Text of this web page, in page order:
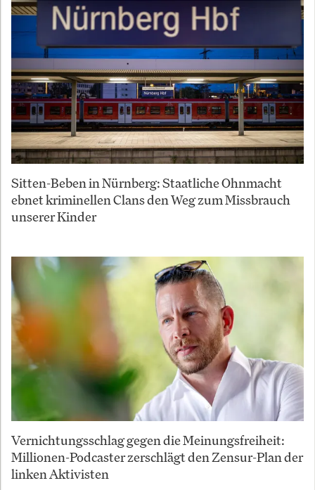
Sitten-Beben in Nürnberg: Staatliche Ohnmacht
ebnet kriminellen Clans den Weg zum Missbrauch
unserer Kinder
Vernichtungsschlag gegen die Meinungsfreiheit:
Millionen-Podcaster zerschlägt den Zensur-Plan der
linken Aktivisten